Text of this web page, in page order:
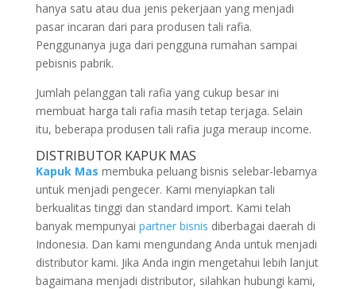
hanya satu atau dua jenis pekerjaan yang menjadi
pasar incaran dari para produsen tali rafia.
Penggunanya juga dari pengguna rumahan sampai
pebisnis pabrik.
Jumlah pelanggan tali rafia yang cukup besar ini
membuat harga tali rafia masih tetap terjaga. Selain
itu, beberapa produsen tali rafia juga meraup income.
DISTRIBUTOR KAPUK MAS
Kapuk Mas membuka peluang bisnis selebar-lebarnya
untuk menjadi pengecer. Kami menyiapkan tali
berkualitas tinggi dan standard import. Kami telah
banyak mempunyai partner bisnis diberbagai daerah di
Indonesia. Dan kami mengundang Anda untuk menjadi
distributor kami. Jika Anda ingin mengetahui lebih lanjut
bagaimana menjadi distributor, silahkan hubungi kami,